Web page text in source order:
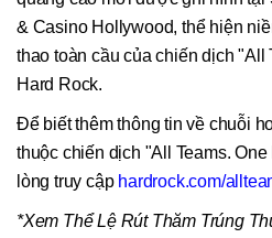
& Casino Hollywood, thể hiện
thao toàn cầu của chiến dịch "All
Hard Rock.
Để biết thêm thông tin về chuỗi
thuộc chiến dịch "All Teams.
lòng truy cập hardrock.com/
*Xem Thể Lệ Rút Thăm Trúng